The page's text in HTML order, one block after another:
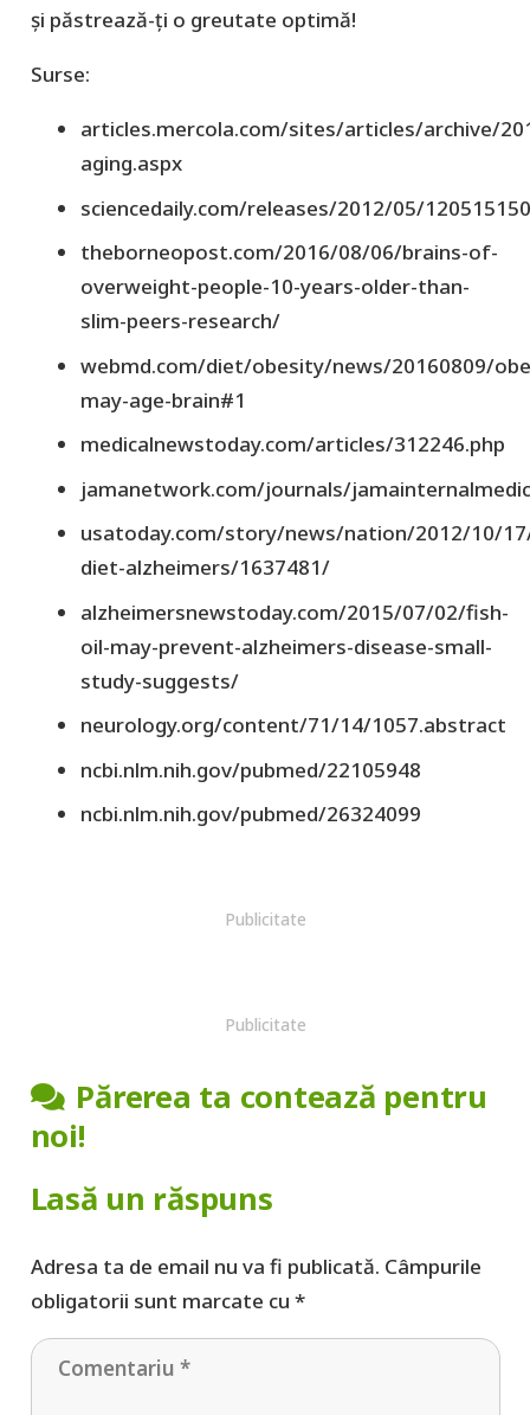
și păstrează-ți o greutate optimă!
Surse:
articles.mercola.com/sites/articles/archive/
aging.aspx
sciencedaily.com/releases/2012/05/
theborneopost.com/2016/08/06/brains-of-
overweight-people-10-years-older-than-
slim-peers-research/
webmd.com/diet/obesity/news/20160809/
may-age-brain#1
medicalnewstoday.com/articles/312246.php
jamanetwork.com/journals/
usatoday.com/story/news/nation/2012/10/
diet-alzheimers/1637481/
alzheimersnewstoday.com/2015/07/02/fish-
oil-may-prevent-alzheimers-disease-small-
study-suggests/
neurology.org/content/71/14/1057.abstract
ncbi.nlm.nih.gov/pubmed/22105948
ncbi.nlm.nih.gov/pubmed/26324099
Publicitate
Publicitate
Părerea ta contează pentru
noi!
Lasă un răspuns
Adresa ta de email nu va fi publicată. Câmpurile
obligatorii sunt marcate cu *